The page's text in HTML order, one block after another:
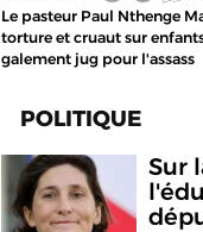
Le pasteur Paul Nthenge
torture et cruaut sur
galement jug pour l'assass
POLITIQUE
Sur